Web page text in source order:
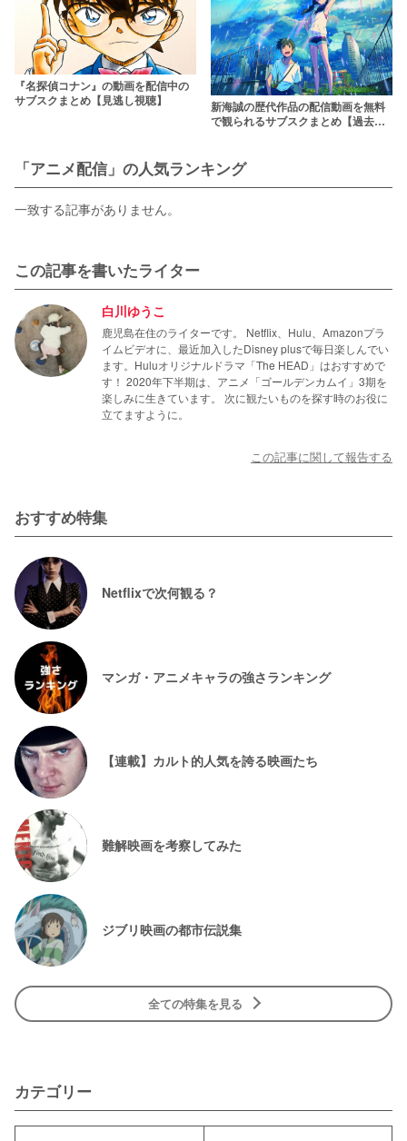
『名探偵コナン』の動画を配信中の
サブスクまとめ【見逃し視聴】
新海誠の歴代作品の配信動画を無料
で観られるサブスクまとめ【過去作
「アニメ配信」の人気ランキング
一致する記事がありません。
この記事を書いたライター
白川ゆうこ
鹿児島在住のライターです。 Netflix、Hulu、Amazonプラ
イムビデオに、最近加入したDisney plusで毎日楽しんでい
ます。Huluオリジナルドラマ「The HEAD」はおすすめで
す！ 2020年下半期は、アニメ「ゴールデンカムイ」3期を
楽しみに生きています。 次に観たいものを探す時のお役に
立てますように。
この記事に関して報告する
おすすめ特集
Netflixで次何観る？
マンガ・アニメキャラの強さランキング
【連載】カルト的人気を誇る映画たち
難解映画を考察してみた
ジブリ映画の都市伝説集
全ての特集を見る
カテゴリー